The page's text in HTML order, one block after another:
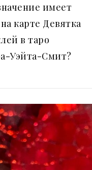
имеет
карте Девятка
в таро
Уэйта-Смит?